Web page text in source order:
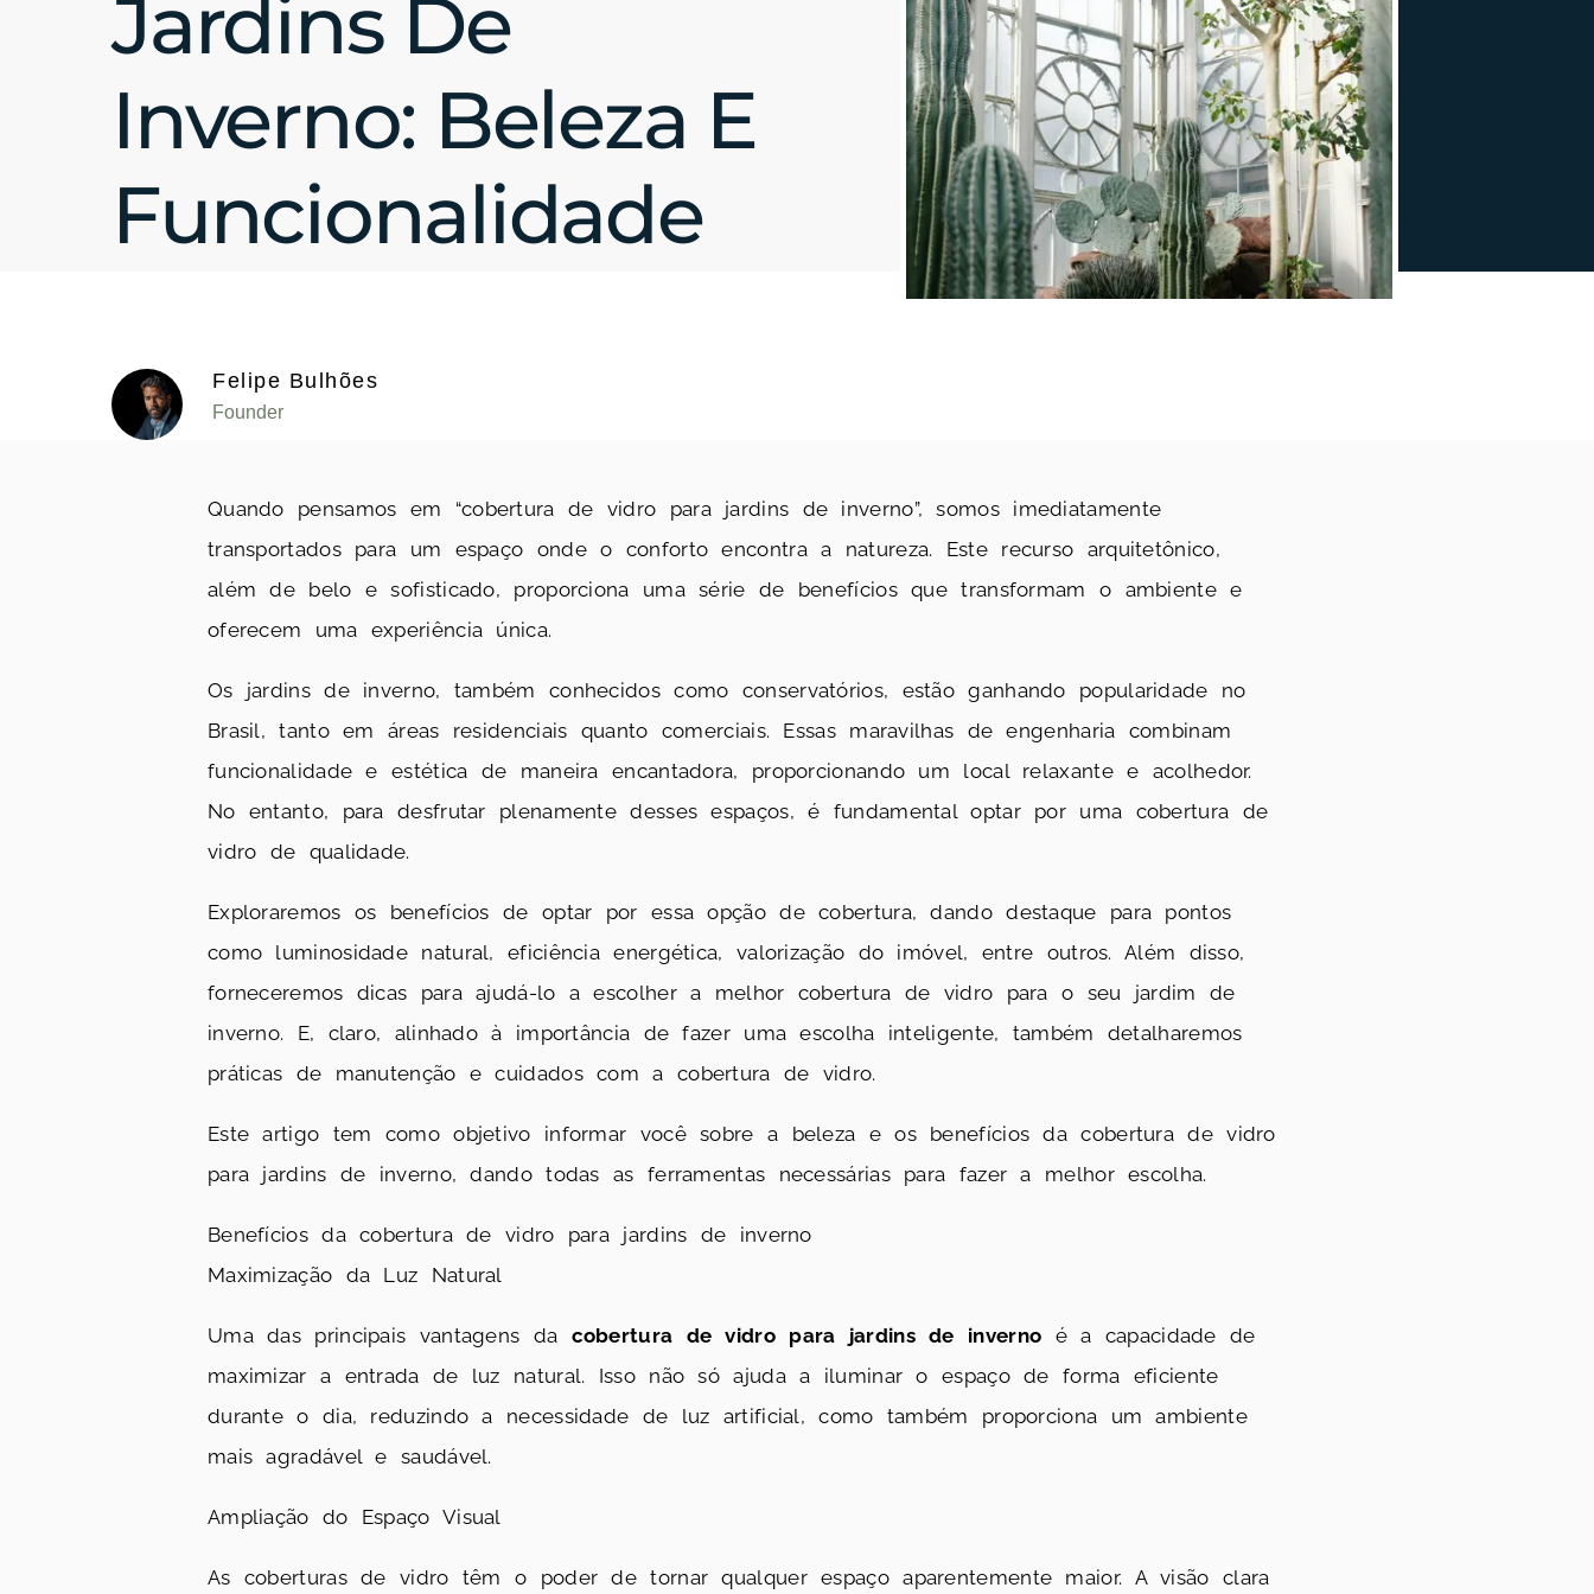
Jardins De
Inverno: Beleza E
Funcionalidade
Felipe Bulhões
Founder
Quando pensamos em “cobertura de vidro para jardins de inverno”, somos imediatamente
transportados para um espaço onde o conforto encontra a natureza. Este recurso arquitetônico,
além de belo e sofisticado, proporciona uma série de benefícios que transformam o ambiente e
oferecem uma experiência única.
Os jardins de inverno, também conhecidos como conservatórios, estão ganhando popularidade no
Brasil, tanto em áreas residenciais quanto comerciais. Essas maravilhas de engenharia combinam
funcionalidade e estética de maneira encantadora, proporcionando um local relaxante e acolhedor.
No entanto, para desfrutar plenamente desses espaços, é fundamental optar por uma cobertura de
vidro de qualidade.
Exploraremos os benefícios de optar por essa opção de cobertura, dando destaque para pontos
como luminosidade natural, eficiência energética, valorização do imóvel, entre outros. Além disso,
forneceremos dicas para ajudá-lo a escolher a melhor cobertura de vidro para o seu jardim de
inverno. E, claro, alinhado à importância de fazer uma escolha inteligente, também detalharemos
práticas de manutenção e cuidados com a cobertura de vidro.
Este artigo tem como objetivo informar você sobre a beleza e os benefícios da cobertura de vidro
para jardins de inverno, dando todas as ferramentas necessárias para fazer a melhor escolha.
Benefícios da cobertura de vidro para jardins de inverno
Maximização da Luz Natural
Uma das principais vantagens da cobertura de vidro para jardins de inverno é a capacidade de
maximizar a entrada de luz natural. Isso não só ajuda a iluminar o espaço de forma eficiente
durante o dia, reduzindo a necessidade de luz artificial, como também proporciona um ambiente
mais agradável e saudável.
Ampliação do Espaço Visual
As coberturas de vidro têm o poder de tornar qualquer espaço aparentemente maior. A visão clara